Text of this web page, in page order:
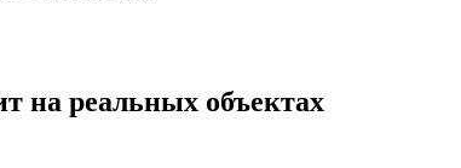
на реальных объектах